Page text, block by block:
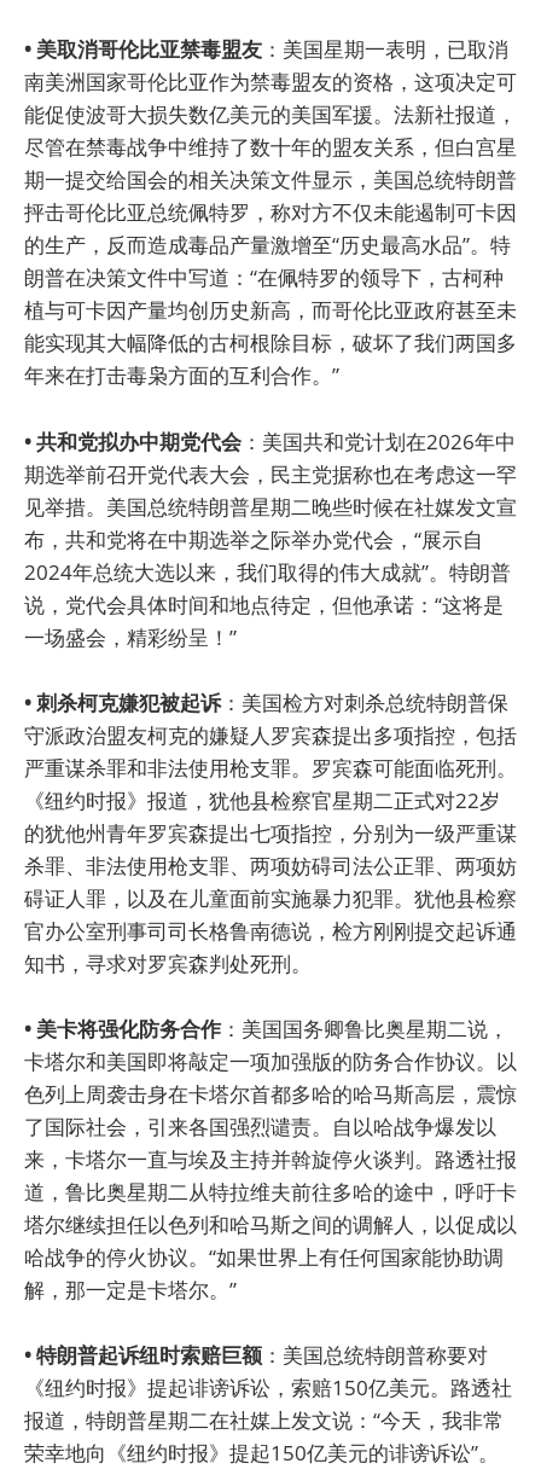
• 美取消哥伦比亚禁毒盟友 ：美国星期一表明，已取消
南美洲国家哥伦比亚作为禁毒盟友的资格，这项决定可
能促使波哥大损失数亿美元的美国军援。法新社报道，
尽管在禁毒战争中维持了数十年的盟友关系，但白宫星
期一提交给国会的相关决策文件显示，美国总统特朗普
抨击哥伦比亚总统佩特罗，称对方不仅未能遏制可卡因
的生产，反而造成毒品产量激增至“历史最高水品”。特
朗普在决策文件中写道：“在佩特罗的领导下，古柯种
植与可卡因产量均创历史新高，而哥伦比亚政府甚至未
能实现其大幅降低的古柯根除目标，破坏了我们两国多
年来在打击毒枭方面的互利合作。”
• 共和党拟办中期党代会 ：美国共和党计划在2026年中
期选举前召开党代表大会，民主党据称也在考虑这一罕
见举措。美国总统特朗普星期二晚些时候在社媒发文宣
布，共和党将在中期选举之际举办党代会，“展示自
2024年总统大选以来，我们取得的伟大成就”。特朗普
说，党代会具体时间和地点待定，但他承诺：“这将是
一场盛会，精彩纷呈！”
• 刺杀柯克嫌犯被起诉：美国检方对刺杀总统特朗普保
守派政治盟友柯克的嫌疑人罗宾森提出多项指控，包括
严重谋杀罪和非法使用枪支罪。罗宾森可能面临死刑。
《纽约时报》报道，犹他县检察官星期二正式对22岁
的犹他州青年罗宾森提出七项指控，分别为一级严重谋
杀罪、非法使用枪支罪、两项妨碍司法公正罪、两项妨
碍证人罪，以及在儿童面前实施暴力犯罪。犹他县检察
官办公室刑事司司长格鲁南德说，检方刚刚提交起诉通
知书，寻求对罗宾森判处死刑。
• 美卡将强化防务合作 ：美国国务卿鲁比奥星期二说，
卡塔尔和美国即将敲定一项加强版的防务合作协议。以
色列上周袭击身在卡塔尔首都多哈的哈马斯高层，震惊
了国际社会，引来各国强烈谴责。自以哈战争爆发以
来，卡塔尔一直与埃及主持并斡旋停火谈判。路透社报
道，鲁比奥星期二从特拉维夫前往多哈的途中，呼吁卡
塔尔继续担任以色列和哈马斯之间的调解人，以促成以
哈战争的停火协议。“如果世界上有任何国家能协助调
解，那一定是卡塔尔。”
• 特朗普起诉纽时索赔巨额 ：美国总统特朗普称要对
《纽约时报》提起诽谤诉讼，索赔150亿美元。路透社
报道，特朗普星期二在社媒上发文说：“今天，我非常
荣幸地向《纽约时报》提起150亿美元的诽谤诉讼”。